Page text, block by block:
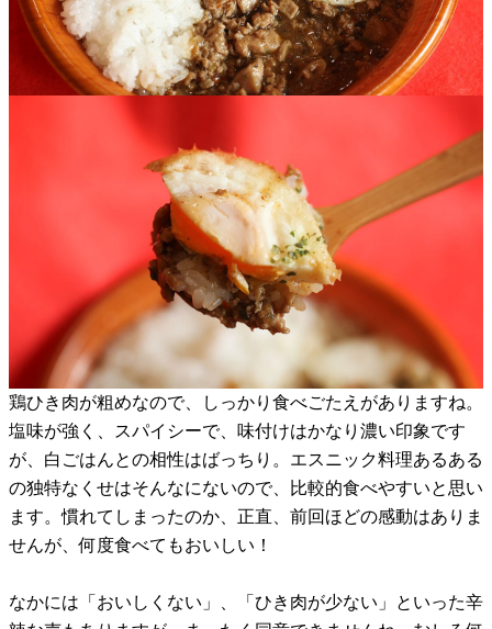
鶏ひき肉が粗めなので、しっかり食べごたえがありますね。
塩味が強く、スパイシーで、味付けはかなり濃い印象です
が、白ごはんとの相性はばっちり。エスニック料理あるある
の独特なくせはそんなにないので、比較的食べやすいと思い
ます。慣れてしまったのか、正直、前回ほどの感動はありま
せんが、何度食べてもおいしい！
なかには「おいしくない」、「ひき肉が少ない」といった辛